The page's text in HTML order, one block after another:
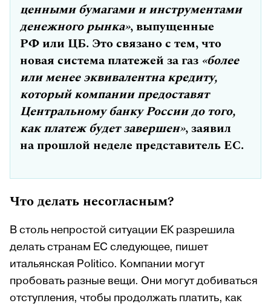
ценными бумагами и инструментами
денежного рынка», выпущенные
РФ или ЦБ. Это связано с тем, что
новая система платежей за газ «более
или менее эквивалентна кредиту,
который компании предоставят
Центральному банку России до того,
как платеж будет завершен», заявил
на прошлой неделе представитель ЕС.
Что делать несогласным?
В столь непростой ситуации ЕК разрешила
делать странам ЕС следующее, пишет
итальянская Politico. Компании могут
пробовать разные вещи. Они могут добиваться
отступления, чтобы продолжать платить, как